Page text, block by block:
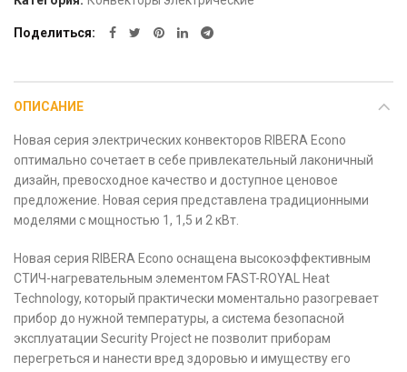
Поделиться
ОПИСАНИЕ
Новая серия электрических конвекторов RIBERA Econo
оптимально сочетает в себе привлекательный лаконичный
дизайн, превосходное качество и доступное ценовое
предложение. Новая серия представлена традиционными
моделями с мощностью 1, 1,5 и 2 кВт.
Новая серия RIBERA Econo оснащена высокоэффективным
СТИЧ-нагревательным элементом FAST-ROYAL Heat
Technology, который практически моментально разогревает
прибор до нужной температуры, а система безопасной
эксплуатации Security Project не позволит приборам
перегреться и нанести вред здоровью и имуществу его